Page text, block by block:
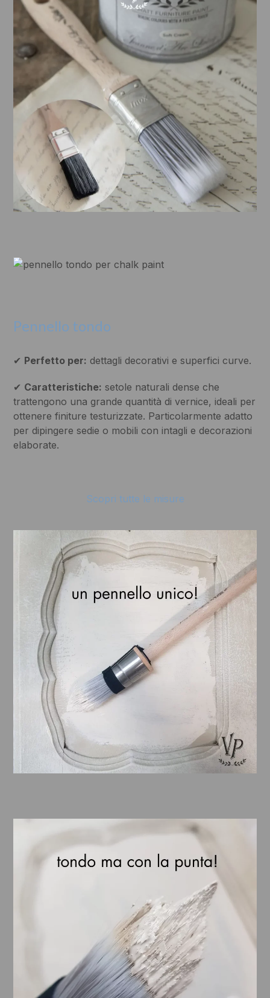
Pennello tondo
✔ Perfetto per: dettagli decorativi e superfici curve.
✔ Caratteristiche: setole naturali dense che
trattengono una grande quantità di vernice, ideali per
ottenere finiture testurizzate. Particolarmente adatto
per dipingere sedie o mobili con intagli e decorazioni
elaborate.
Scopri tutte le misure